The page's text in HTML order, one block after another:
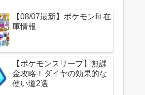
【08/07最新】ポケモンfit 在
庫情報
【ポケモンスリープ】無課
金攻略！ダイヤの効果的な
使い道2選